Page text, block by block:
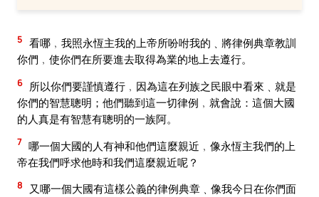
5 看哪﹐我照永恆主我的上帝所吩咐我的﹑將律例典章教訓
你們﹐使你們在所要進去取得為業的地上去遵行。
6 所以你們要謹慎遵行﹐因為這在列族之民眼中看來﹑就是
你們的智慧聰明；他們聽到這一切律例﹐就會說：這個大國
的人真是有智慧有聰明的一族阿。
7 哪一個大國的人有神和他們這麼親近﹐像永恆主我們的上
帝在我們呼求他時和我們這麼親近呢？
8
又哪一個大國有這樣公義的律例典章﹑像我今日在你們面